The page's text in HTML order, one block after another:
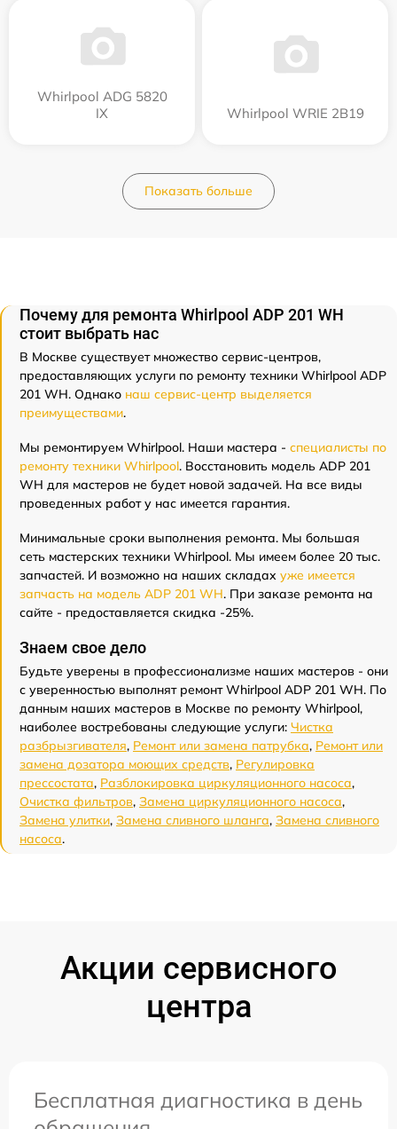
Whirlpool ADG 5820
IX
Whirlpool WRIE 2B19
Показать больше
Почему для ремонта Whirlpool ADP 201 WH
стоит выбрать нас
В Москве существует множество сервис-центров,
предоставляющих услуги по ремонту техники Whirlpool ADP
201 WH. Однако наш сервис-центр выделяется
преимуществами.
Мы ремонтируем Whirlpool. Наши мастера - специалисты по
ремонту техники Whirlpool. Восстановить модель ADP 201
WH для мастеров не будет новой задачей. На все виды
проведенных работ у нас имеется гарантия.
Минимальные сроки выполнения ремонта. Мы большая
сеть мастерских техники Whirlpool. Мы имеем более 20 тыс.
запчастей. И возможно на наших складах уже имеется
запчасть на модель ADP 201 WH. При заказе ремонта на
сайте - предоставляется скидка -25%.
Знаем свое дело
Будьте уверены в профессионализме наших мастеров - они
с уверенностью выполнят ремонт Whirlpool ADP 201 WH. По
данным наших мастеров в Москве по ремонту Whirlpool,
наиболее востребованы следующие услуги: Чистка
разбрызгивателя, Ремонт или замена патрубка, Ремонт или
замена дозатора моющих средств, Регулировка
прессостата, Разблокировка циркуляционного насоса,
Очистка фильтров, Замена циркуляционного насоса,
Замена улитки, Замена сливного шланга, Замена сливного
насоса.
Акции сервисного
центра
Бесплатная диагностика в день